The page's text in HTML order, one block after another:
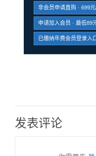
非会员申请直购 · 699
申请加入会员 · 最低89
已缴纳年费会员登录入
发表评论